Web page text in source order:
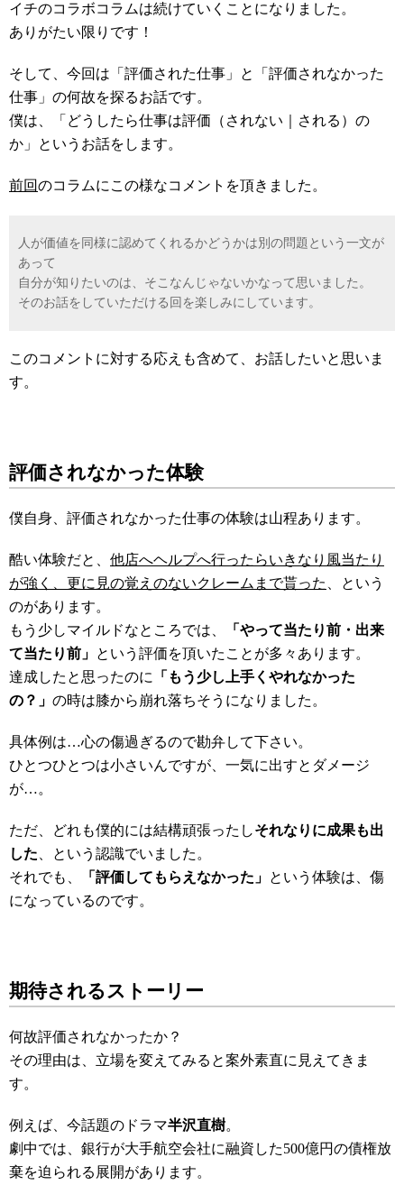
イチのコラボコラムは続けていくことになりました。
ありがたい限りです！
そして、今回は「評価された仕事」と「評価されなかった
仕事」の何故を探るお話です。
僕は、「どうしたら仕事は評価（されない｜される）の
か」というお話をします。
前回のコラムにこの様なコメントを頂きました。
人が価値を同様に認めてくれるかどうかは別の問題という一文が
あって
自分が知りたいのは、そこなんじゃないかなって思いました。
そのお話をしていただける回を楽しみにしています。
このコメントに対する応えも含めて、お話したいと思いま
す。
評価されなかった体験
僕自身、評価されなかった仕事の体験は山程あります。
酷い体験だと、 他店へヘルプへ行ったらいきなり風当たり
が強く、更に見の覚えのないクレームまで貰った
、という
のがあります。
もう少しマイルドなところでは、
「やって当たり前・出来
て当たり前」 という評価を頂いたことが多々あります。
達成したと思ったのに
「もう少し上手くやれなかった
の？」 の時は膝から崩れ落ちそうになりました。
具体例は…心の傷過ぎるので勘弁して下さい。
ひとつひとつは小さいんですが、一気に出すとダメージ
が…。
ただ、どれも僕的には結構頑張ったしそれなりに成果も出
した 、という認識でいました。
それでも、
「評価してもらえなかった」 という体験は、傷
になっているのです。
期待されるストーリー
何故評価されなかったか？
その理由は、立場を変えてみると案外素直に見えてきま
す。
例えば、今話題のドラマ半沢直樹。
劇中では、銀行が大手航空会社に融資した500億円の債権放
棄を迫られる展開があります。